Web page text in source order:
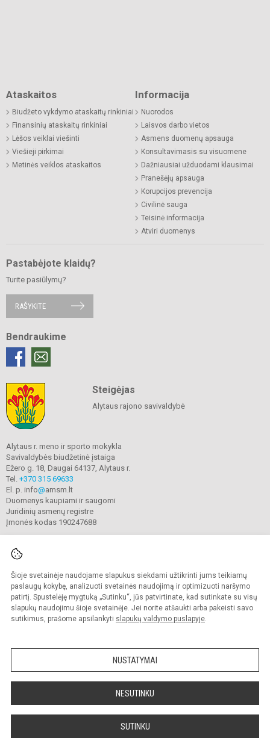
Šioje svetainėje naudojame slapukus siekdami užtikrinti jums teikiamų
paslaugų kokybę, analizuoti svetainės naudojimą ir optimizuoti naršymo
patirtį. Spustelėję mygtuką „Sutinku“, jūs patvirtinate, kad sutinkate su visų
slapukų naudojimu šioje svetainėje. Jei norite atšaukti arba pakeisti savo
sutikimus, prašome apsilankyti slapukų valdymo puslapyje.
NUSTATYMAI
NESUTINKU
SUTINKU
Ataskaitos
Biudžeto vykdymo ataskaitų rinkiniai
Finansinių ataskaitų rinkiniai
Lėšos veiklai viešinti
Viešieji pirkimai
Metinės veiklos ataskaitos
Informacija
Nuorodos
Laisvos darbo vietos
Asmens duomenų apsauga
Konsultavimasis su visuomene
Dažniausiai užduodami klausimai
Pranešėjų apsauga
Korupcijos prevencija
Civilinė sauga
Teisinė informacija
Atviri duomenys
Pastabėjote klaidų?
Turite pasiūlymų?
RAŠYKITE
Bendraukime
Steigėjas
Alytaus rajono savivaldybė
Alytaus r. meno ir sporto mokykla
Savivaldybės biudžetinė įstaiga
Ežero g. 18, Daugai 64137, Alytaus r.
Tel. +370 315 69633
El. p. info@amsm.lt
Duomenys kaupiami ir saugomi
Juridinių asmenų registre
Įmonės kodas 190247688
© 2020. Alytaus r. meno ir sporto mokykla. Visos teisės saugomos.
Kopijuoti turinį be raštiško mokyklos sutikimo griežtai draudžiama.
Prieinamumo paraiška Slapukų valdymas
Sumanus būdas atnaujinti